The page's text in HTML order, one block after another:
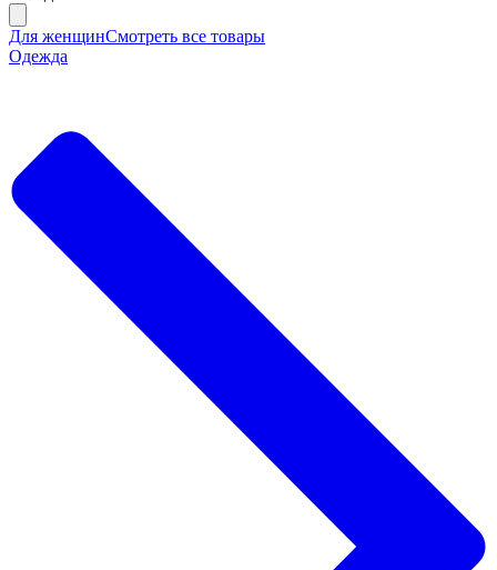
Для женщинСмотреть все товары
Одежда